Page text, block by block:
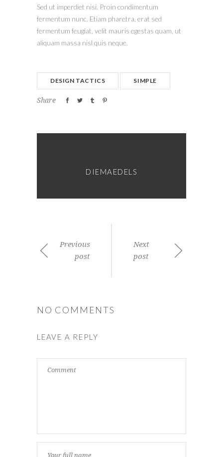
Sed ut imperdiet nisi. Proin condimentum
fermentum nunc. Etiam pharetra, erat sed
fermentum feugiat, velit mauris egestas quam, ut
aliquam massa nisl quis neque.
DESIGN TACTICS SIMPLE
Share
DIEMAEDELS
Previous
post
Next
post
NO COMMENTS
LEAVE A REPLY